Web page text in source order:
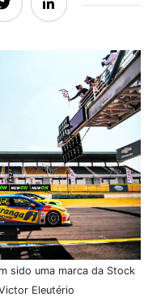
sido uma marca da Stock
Eleutério